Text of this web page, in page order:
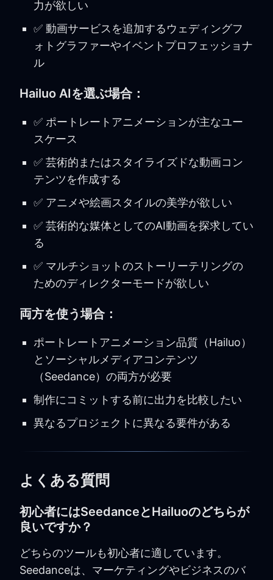
力が欲しい
✅ 動画サービスを追加するウェディングフ
ォトグラファーやイベントプロフェッショナ
ル
Hailuo AIを選ぶ場合：
✅ ポートレートアニメーションが主なユー
スケース
✅ 芸術的またはスタイライズドな動画コン
テンツを作成する
✅ アニメや絵画スタイルの美学が欲しい
✅ 芸術的な媒体としてのAI動画を探求してい
る
✅ マルチショットのストーリーテリングの
ためのディレクターモードが欲しい
両方を使う場合：
ポートレートアニメーション品質（Hailuo）
とソーシャルメディアコンテンツ
（Seedance）の両方が必要
制作にコミットする前に出力を比較したい
異なるプロジェクトに異なる要件がある
よくある質問
初心者にはSeedanceとHailuoのどちらが
良いですか？
どちらのツールも初心者に適しています。
Seedanceは、マーケティングやビジネスのバ